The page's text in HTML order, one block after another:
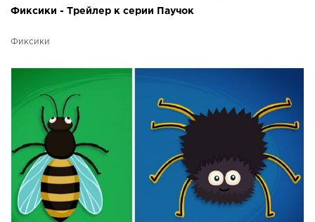
Фиксики - Трейлер к серии Паучок
Фиксики